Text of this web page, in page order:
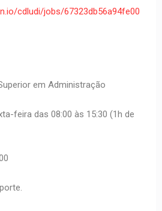
cdludi/jobs/67323db56a94fe00
em Administração
feira das 08:00 às 15:30 (1h de